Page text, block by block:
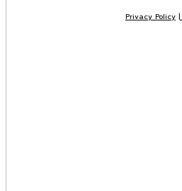
Privacy Policy |